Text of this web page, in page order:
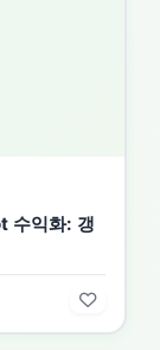
수익화: 갱